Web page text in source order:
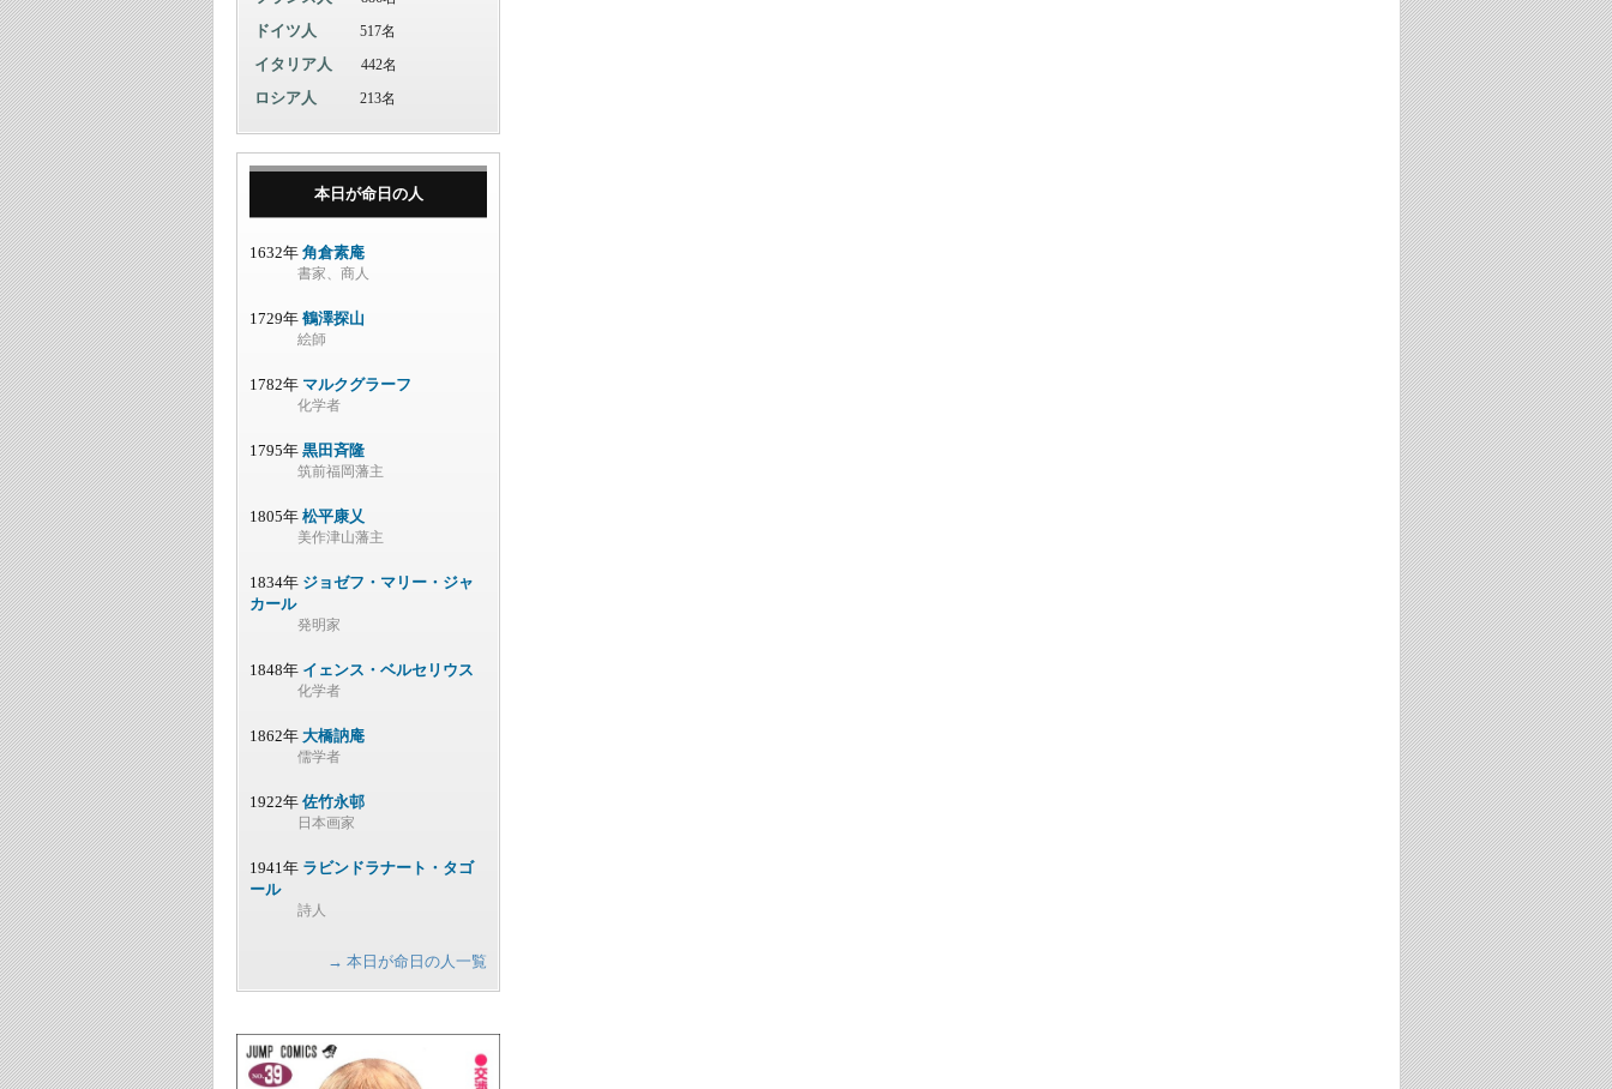
ドイツ人 517名
イタリア人 442名
ロシア人 213名
本日が命日の人
1632年 角倉素庵
書家、商人
1729年 鶴澤探山
絵師
1782年 マルクグラーフ
化学者
1795年 黒田斉隆
筑前福岡藩主
1805年 松平康乂
美作津山藩主
1834年 ジョゼフ・マリー・ジャ
カール
発明家
1848年 イェンス・ベルセリウス
化学者
1862年 大橋訥庵
儒学者
1922年 佐竹永邨
日本画家
1941年 ラビンドラナート・タゴ
ール
詩人
→ 本日が命日の人一覧